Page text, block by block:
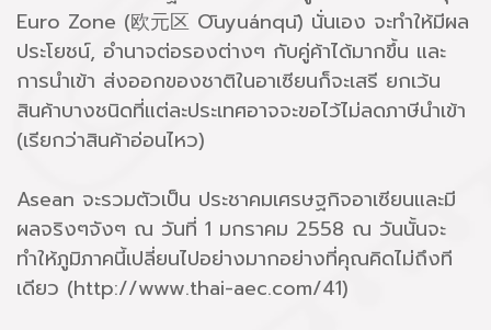
Euro Zone (欧元区 Ōuyuánqū) นั่นเอง จะทำให้มีผล
ประโยชน์, อำนาจต่อรองต่างๆ กับคู่ค้าได้มากขึ้น และ
การนำเข้า ส่งออกของชาติในอาเซียนก็จะเสรี ยกเว้น
สินค้าบางชนิดที่แต่ละประเทศอาจจะขอไว้ไม่ลดภาษีนำเข้า
(เรียกว่าสินค้าอ่อนไหว)
Asean จะรวมตัวเป็น ประชาคมเศรษฐกิจอาเซียนและมี
ผลจริงๆจังๆ ณ วันที่ 1 มกราคม 2558 ณ วันนั้นจะ
ทำให้ภูมิภาคนี้เปลี่ยนไปอย่างมากอย่างที่คุณคิดไม่ถึงที
เดียว (http://www.thai-aec.com/41)